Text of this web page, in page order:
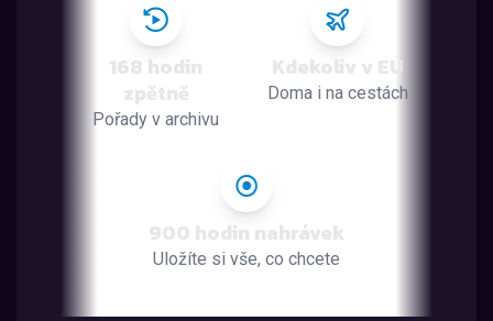
168 hodin
zpětně
Pořady v archivu
Kdekoliv v EU
Doma i na cestách
900 hodin nahrávek
Uložíte si vše, co chcete